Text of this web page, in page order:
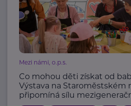
Mezi námi, o.p.s.
Co mohou děti získat od
Výstava na Staroměstském
připomíná sílu